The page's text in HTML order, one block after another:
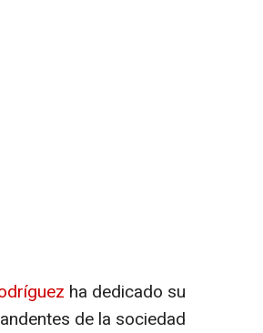
ha dedicado su
de la sociedad